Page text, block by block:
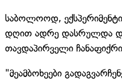
საბოლოოდ,
დღით ადრე დასრულდა
თავდაპირველი
"მეამბოხეები